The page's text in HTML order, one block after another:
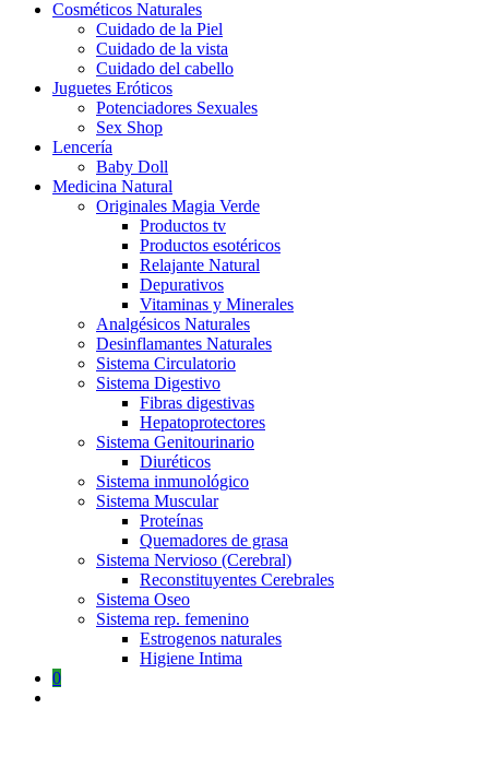
Cosméticos Naturales
Cuidado de la Piel
Cuidado de la vista
Cuidado del cabello
Juguetes Eróticos
Potenciadores Sexuales
Sex Shop
Lencería
Baby Doll
Medicina Natural
Originales Magia Verde
Productos tv
Productos esotéricos
Relajante Natural
Depurativos
Vitaminas y Minerales
Analgésicos Naturales
Desinflamantes Naturales
Sistema Circulatorio
Sistema Digestivo
Fibras digestivas
Hepatoprotectores
Sistema Genitourinario
Diuréticos
Sistema inmunológico
Sistema Muscular
Proteínas
Quemadores de grasa
Sistema Nervioso (Cerebral)
Reconstituyentes Cerebrales
Sistema Oseo
Sistema rep. femenino
Estrogenos naturales
Higiene Intima
0